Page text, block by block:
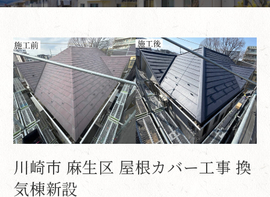
川崎市 麻生区 屋根カバー工事 換
気棟新設